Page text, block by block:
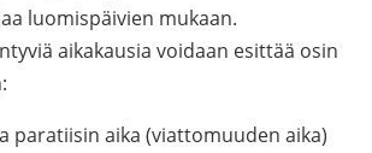
luomispäivien mukaan.
aikakausia voidaan esittää osin
paratiisin aika (viattomuuden aika)